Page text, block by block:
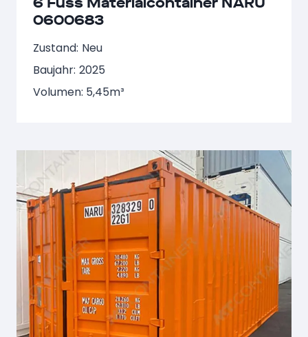
0600683
Zustand: Neu
Baujahr: 2025
Volumen: 5,45m³